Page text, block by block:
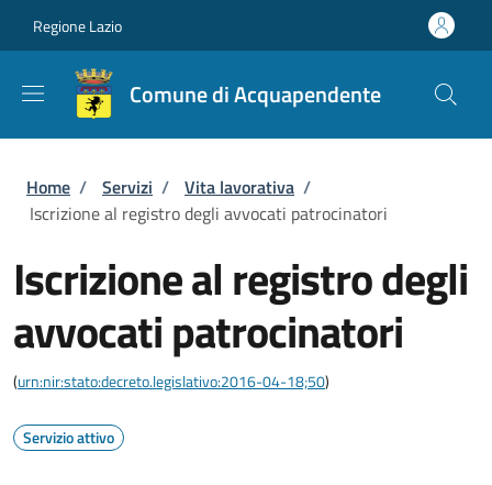
Regione Lazio
Comune di Acquapendente
Briciole di pane
Home / Servizi / Vita lavorativa /
Iscrizione al registro degli avvocati patrocinatori
Iscrizione al registro degli
avvocati patrocinatori
(urn:nir:stato:decreto.legislativo:2016-04-18;50)
Servizio attivo